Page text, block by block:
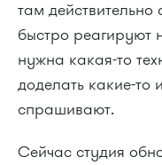
там
быстро реагируют
нужна какая-то
доделать какие-то
спрашивают.
Сейчас студия